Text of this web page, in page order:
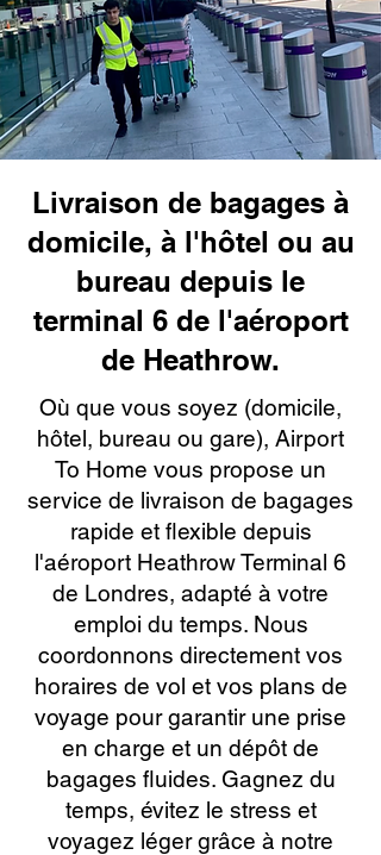
Livraison de bagages à
domicile, à l'hôtel ou au
bureau depuis le
terminal 6 de l'aéroport
de Heathrow.
Où que vous soyez (domicile,
hôtel, bureau ou gare), Airport
To Home vous propose un
service de livraison de bagages
rapide et flexible depuis
l'aéroport Heathrow Terminal 6
de Londres, adapté à votre
emploi du temps. Nous
coordonnons directement vos
horaires de vol et vos plans de
voyage pour garantir une prise
en charge et un dépôt de
bagages fluides. Gagnez du
temps, évitez le stress et
voyagez léger grâce à notre